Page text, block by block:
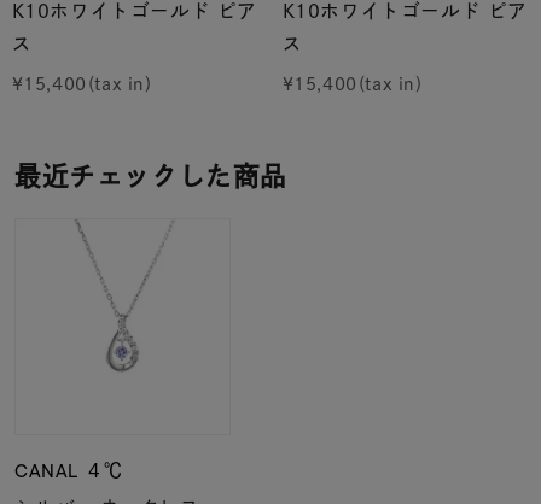
K10ホワイトゴールド ピア
ス
¥15,400
K10ホワイトゴールド ピア
ス
¥15,400
最近チェックした商品
CANAL ４℃